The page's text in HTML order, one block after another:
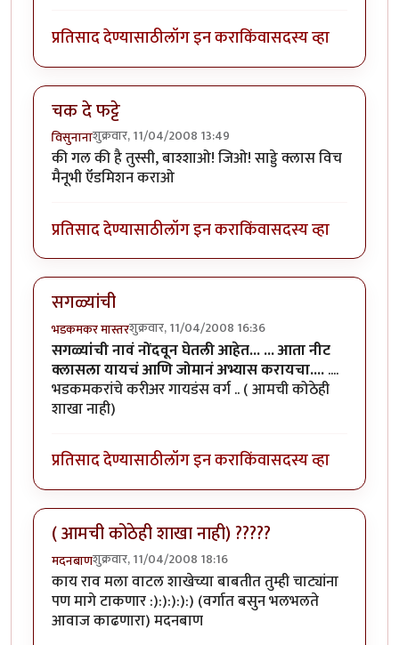
प्रतिसाद देण्यासाठीलॉग इन कराकिंवासदस्य व्हा
चक दे फट्टे
विसुनानाशुक्रवार, 11/04/2008 13:49
की गल की है तुस्सी, बाश्शाओ! जिओ! साड्डे क्लास विच
मैनूभी ऍडमिशन कराओ
प्रतिसाद देण्यासाठीलॉग इन कराकिंवासदस्य व्हा
सगळ्यांची
भडकमकर मास्तरशुक्रवार, 11/04/2008 16:36
सगळ्यांची नावं नोंदवून घेतली आहेत...... आता नीट
क्लासला यायचं आणि जोमानं अभ्यास करायचा........
भडकमकरांचे करीअर गायडंस वर्ग .. ( आमची कोठेही
शाखा नाही)
प्रतिसाद देण्यासाठीलॉग इन कराकिंवासदस्य व्हा
( आमची कोठेही शाखा नाही) ?????
मदनबाणशुक्रवार, 11/04/2008 18:16
काय राव मला वाटल शाखेच्या बाबतीत तुम्ही चाट्यांना
पण मागे टाकणार :):):):):) (वर्गात बसुन भलभलते
आवाज काढणारा) मदनबाण